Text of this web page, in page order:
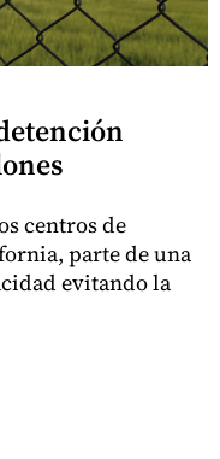
centros de
parte de una
evitando la